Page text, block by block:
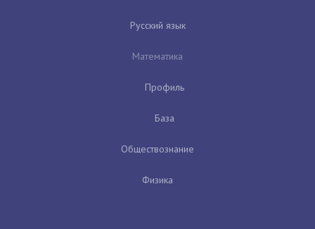
Русский язык
Математика
Профиль
База
Обществознание
Физика